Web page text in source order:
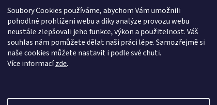
Soubory Cookies používáme, abychom Vám umožnili
pohodlné prohlížení webu a díky analýze provozu webu
neustále zlepšovali jeho funkce, výkon a použitelnost. Váš
souhlas nám pomůžete dělat naši práci lépe. Samozřejmě si
naše cookies můžete nastavit i podle své chuti.
Více informacízde.
+420 608 881 484
Vivobarefoot Hradec Králové
vivobarefoot_hk